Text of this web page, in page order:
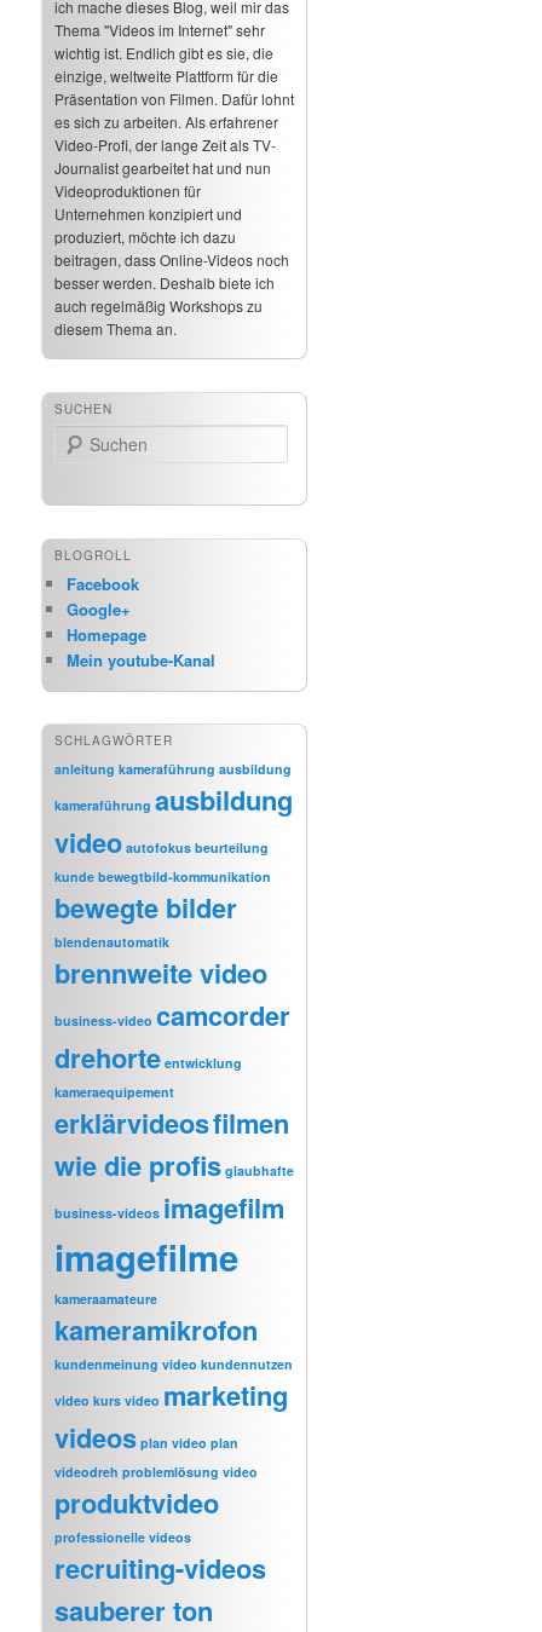
ich mache dieses Blog, weil mir das
Thema "Videos im Internet" sehr
wichtig ist. Endlich gibt es sie, die
einzige, weltweite Plattform für die
Präsentation von Filmen. Dafür lohnt
es sich zu arbeiten. Als erfahrener
Video-Profi, der lange Zeit als TV-
Journalist gearbeitet hat und nun
Videoproduktionen für
Unternehmen konzipiert und
produziert, möchte ich dazu
beitragen, dass Online-Videos noch
besser werden. Deshalb biete ich
auch regelmäßig Workshops zu
diesem Thema an.
SUCHEN
Suchen
BLOGROLL
Facebook
Google+
Homepage
Mein youtube-Kanal
SCHLAGWÖRTER
anleitung kameraführung ausbildung
kameraführung ausbildung
video autofokus beurteilung
kunde bewegtbild-kommunikation
bewegte bilder
blendenautomatik
brennweite video
business-video camcorder
drehorte entwicklung
kameraequipement
erklärvideosfilmen
wie die profis glaubhafte
business-videos imagefilm
imagefilme
kameraamateure
kameramikrofon
kundenmeinung video kundennutzen
video kurs video marketing
videos plan video plan
videodreh problemlösung video
produktvideo
professionelle videos
recruiting-videos
sauberer ton